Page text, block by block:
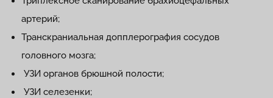
артерий;
Транскраниальная допплерография сосудов
головного мозга;
УЗИ органов брюшной полости;
УЗИ селезенки;